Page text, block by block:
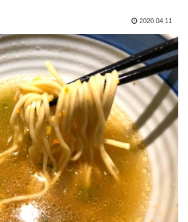
2020.04.11